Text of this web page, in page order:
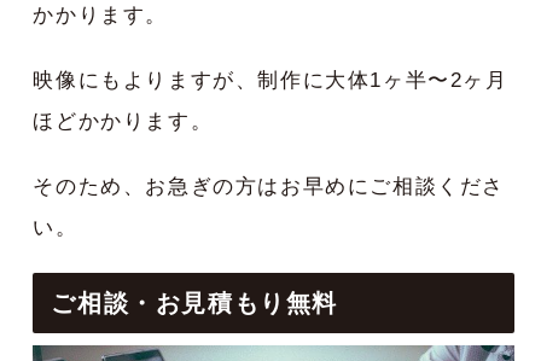
かかります。
映像にもよりますが、制作に大体1ヶ半〜2ヶ月
ほどかかります。
そのため、お急ぎの方はお早めにご相談くださ
い。
ご相談・お見積もり無料